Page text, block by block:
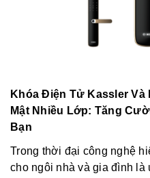
Khóa Điện Tử Kassler
Mật Nhiều Lớp: Tăng
Bạn
Trong thời đại công nghệ
cho ngôi nhà và gia đình là